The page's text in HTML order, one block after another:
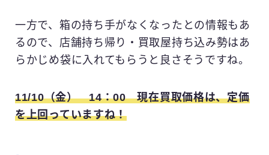
一方で、箱の持ち手がなくなったとの情報もあ
るので、店舗持ち帰り・買取屋持ち込み勢はあ
らかじめ袋に入れてもらうと良さそうですね。
11/10（金） 14：00 現在買取価格は、定価
を上回っていますね！